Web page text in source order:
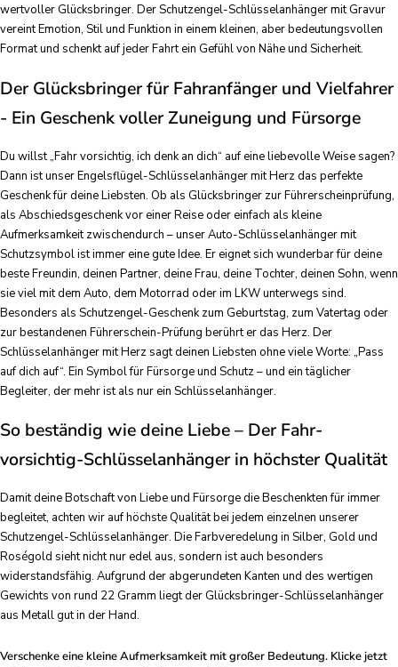
wertvoller Glücksbringer. Der Schutzengel-Schlüsselanhänger mit Gravur
vereint Emotion, Stil und Funktion in einem kleinen, aber bedeutungsvollen
Format und schenkt auf jeder Fahrt ein Gefühl von Nähe und Sicherheit.
Der Glücksbringer für Fahranfänger und Vielfahrer
- Ein Geschenk voller Zuneigung und Fürsorge
Du willst „Fahr vorsichtig, ich denk an dich“ auf eine liebevolle Weise sagen?
Dann ist unser Engelsflügel-Schlüsselanhänger mit Herz das perfekte
Geschenk für deine Liebsten. Ob als Glücksbringer zur Führerscheinprüfung,
als Abschiedsgeschenk vor einer Reise oder einfach als kleine
Aufmerksamkeit zwischendurch – unser Auto-Schlüsselanhänger mit
Schutzsymbol ist immer eine gute Idee. Er eignet sich wunderbar für deine
beste Freundin, deinen Partner, deine Frau, deine Tochter, deinen Sohn, wenn
sie viel mit dem Auto, dem Motorrad oder im LKW unterwegs sind.
Besonders als Schutzengel-Geschenk zum Geburtstag, zum Vatertag oder
zur bestandenen Führerschein-Prüfung berührt er das Herz. Der
Schlüsselanhänger mit Herz sagt deinen Liebsten ohne viele Worte: „Pass
auf dich auf“. Ein Symbol für Fürsorge und Schutz – und ein täglicher
Begleiter, der mehr ist als nur ein Schlüsselanhänger.
So beständig wie deine Liebe – Der Fahr-
vorsichtig-Schlüsselanhänger in höchster Qualität
Damit deine Botschaft von Liebe und Fürsorge die Beschenkten für immer
begleitet, achten wir auf höchste Qualität bei jedem einzelnen unserer
Schutzengel-Schlüsselanhänger. Die Farbveredelung in Silber, Gold und
Roségold sieht nicht nur edel aus, sondern ist auch besonders
widerstandsfähig. Aufgrund der abgerundeten Kanten und des wertigen
Gewichts von rund 22 Gramm liegt der Glücksbringer-Schlüsselanhänger
aus Metall gut in der Hand.
Verschenke eine kleine Aufmerksamkeit mit großer Bedeutung. Klicke jetzt